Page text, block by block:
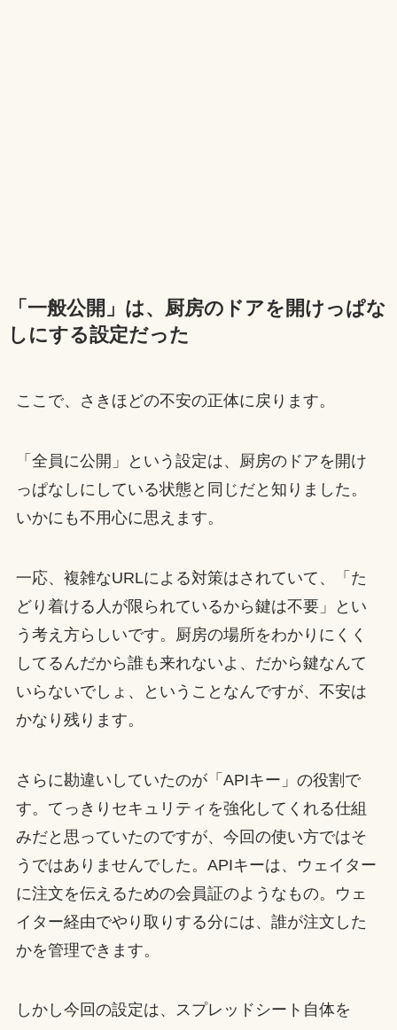
「一般公開」は、厨房のドアを開けっぱな
しにする設定だった
ここで、さきほどの不安の正体に戻ります。
「全員に公開」という設定は、厨房のドアを開け
っぱなしにしている状態と同じだと知りました。
いかにも不用心に思えます。
一応、複雑なURLによる対策はされていて、「た
どり着ける人が限られているから鍵は不要」とい
う考え方らしいです。厨房の場所をわかりにくく
してるんだから誰も来れないよ、だから鍵なんて
いらないでしょ、ということなんですが、不安は
かなり残ります。
さらに勘違いしていたのが「APIキー」の役割で
す。てっきりセキュリティを強化してくれる仕組
みだと思っていたのですが、今回の使い方ではそ
うではありませんでした。APIキーは、ウェイター
に注文を伝えるための会員証のようなもの。ウェ
イター経由でやり取りする分には、誰が注文した
かを管理できます。
しかし今回の設定は、スプレッドシート自体を